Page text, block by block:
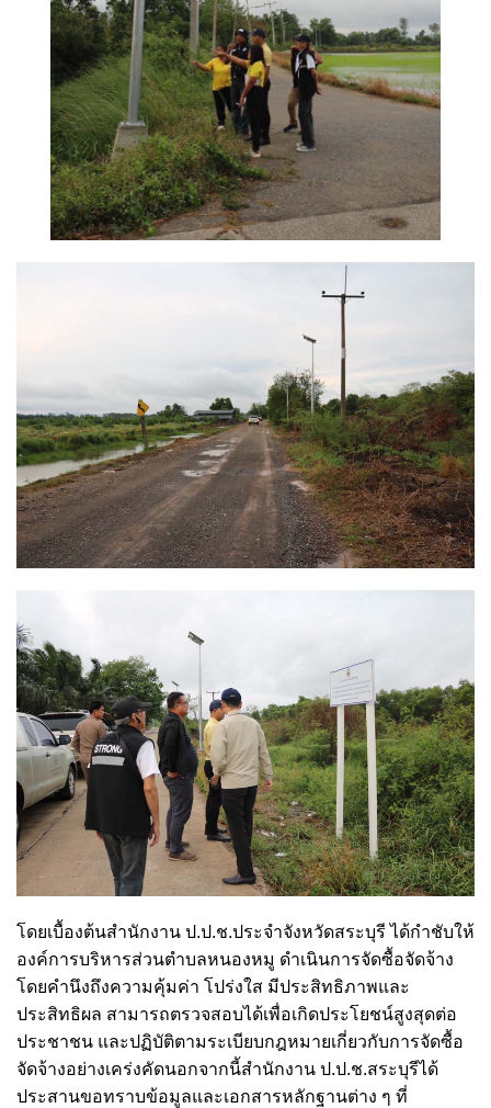
โดยเบื้องต้นสำนักงาน ป.ป.ช.ประจำจังหวัดสระบุรี ได้กำชับให้
องค์การบริหารส่วนตำบลหนองหมู ดำเนินการจัดซื้อจัดจ้าง
โดยคำนึงถึงความคุ้มค่า โปร่งใส มีประสิทธิภาพและ
ประสิทธิผล สามารถตรวจสอบได้เพื่อเกิดประโยชน์สูงสุดต่อ
ประชาชน และปฏิบัติตามระเบียบกฎหมายเกี่ยวกับการจัดซื้อ
จัดจ้างอย่างเคร่งคัดนอกจากนี้สำนักงาน ป.ป.ช.สระบุรีได้
ประสานขอทราบข้อมูลและเอกสารหลักฐานต่าง ๆ ที่